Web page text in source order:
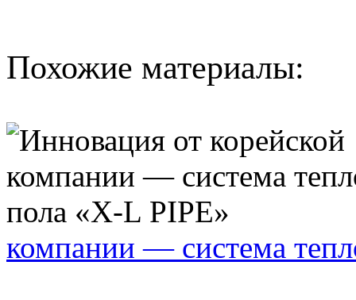
Похожие материалы:
компании — система